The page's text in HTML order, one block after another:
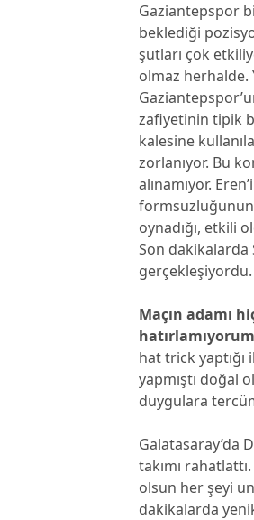
Gaziantepspor
beklediği
şutları çok
olmaz herhalde.
zafiyetinin tipik
kalesine
zorlanıyor. Bu
alınamıyor.
formsuzluğunun
oynadığı, etkili
Son dakikalarda
gerçekleşiyordu.
Maçın adamı
hat trick yaptığı
yapmıştı doğal
duygulara
Galatasaray’da
takımı
olsun her şeyi
dakikalarda